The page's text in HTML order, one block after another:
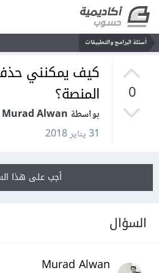
أسئلة البرامج والتطبيقات
0
كيف يمكنني
المنصة؟
بواسطة Murad Alwan
31 يناير 2018
أجب على هذا
السؤال
Murad Alwan